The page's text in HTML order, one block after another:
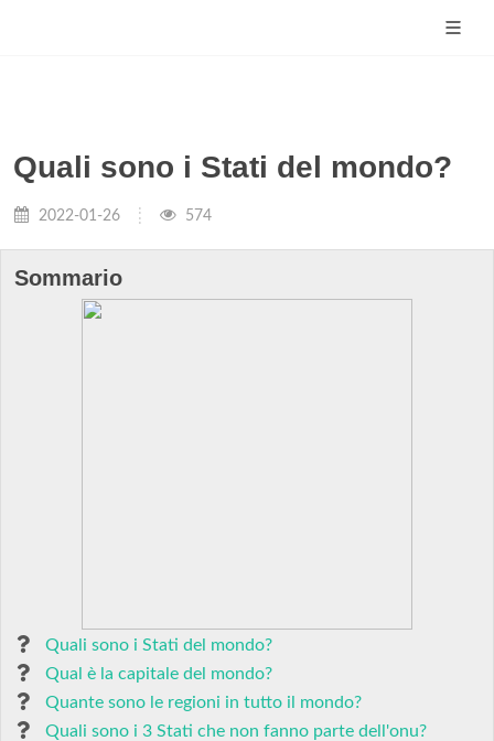
Quali sono i Stati del mondo?
2022-01-26 574
Sommario
Quali sono i Stati del mondo?
Qual è la capitale del mondo?
Quante sono le regioni in tutto il mondo?
Quali sono i 3 Stati che non fanno parte dell'onu?